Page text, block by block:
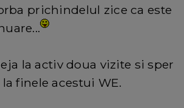
prichindelul zice ca este
la activ doua vizite si sper
finele acestui WE.